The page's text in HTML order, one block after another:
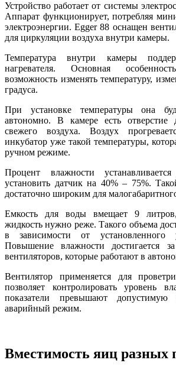
Устройство работает от системы
Аппарат функционирует, потребляя
электроэнергии. Egger 88 оснащен
для циркуляции воздуха внутри камеры.
Температура внутри камеры
нагревателя. Основная
возможность изменять температуру,
градуса.
При установке температуры она
автономно. В камере есть отверстие
свежего воздуха. Воздух
инкубатор уже такой температуры,
ручном режиме.
Процент влажности
установить датчик на 40% – 75%.
достаточно широким для
Емкость для воды вмещает 9
жидкость нужно реже. Такого объема
в зависимости от установленного
Повышение влажности достигается
вентиляторов, которые работают в
Вентилятор применяется для
позволяет контролировать уровень
показатели превышают допустимую
аварийный режим.
Вместимость яиц разных